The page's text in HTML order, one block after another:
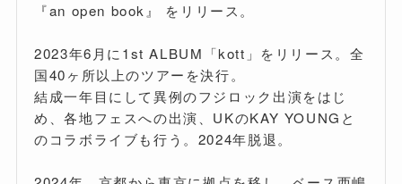
『an open book』 をリリース。
2023年6月に1st ALBUM「kott」をリリース。全
国40ヶ所以上のツアーを決行。
結成一年目にして異例のフジロック出演をはじ
め、各地フェスへの出演、UKのKAY YOUNGと
のコラボライブも行う。2024年脱退。